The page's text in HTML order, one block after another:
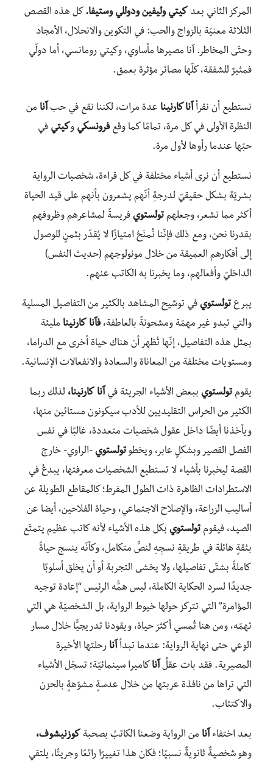
المركز الثاني بعد كيتي وليفين ودوللي وستيفا. كل هذه القصص
الثلاثة معنيّة بالزواج والحب: في التكوين والانحلال، الأمجاد
وحتّى المخاطر. آنا مصيرها مأساوي، وكيتي رومانسي، أما دولّي
فمثيرٌ للشفقة، كلّها مصائر مؤثرة بعمق.
نستطيع أن نقرأ آنا كارنينا عدة مرات، لكننا نقع في حب آنا من
النظرة الأولى في كل مرة، تمامًا كما وقعفرونسكي و كيتي في
حبّها عندما رأوها لأول مرة.
نستطيع أن نرى أشياء مختلفة في كل قراءة، شخصيات الرواية
بشريّة بشكل حقيقيّ لدرجةِ أنّهم يشعرون بأنهم على قيد الحياة
أكثر مما نشعر، وجعلهمتولستوي فريسةً لمشاعرهم وظروفهم
بقدرنا نحن، ومع ذلك فإنّنا نُمنَحُ امتيازًا لا يُقدّر بثمنٍ للوصول
إلى أفكارهم العميقة من خلال مونولوجهم (حديث النفس)
الداخليّ وأفعالهم، وما يخبرنا به الكاتب عنهم.
يبرعتولستوي في توشيح المشاهد بالكثير من التفاصيل المسلية
والتي تبدو غير مهمّة ومشحونةً بالعاطفة،فآنا كارنينا مليئة
بمثل هذه التفاصيل، إنّها تُظهر أن هناك حياة أخرى مع الدراما،
ومستويات مختلفة من المعاناة والسعادة والانفعالات الإنسانية.
يقومتولستوي ببعض الأشياء الجريئة في آنا كارنينا، لذلك ربما
الكثير من الحراس التقليديين للأدب سيكونون مستائين منها،
ويأخذنا أيضًا داخل عقول شخصيات متعددة، غالبًا في نفس
الفصل القصير وبشكلٍ عابر، ويخطوتولستوي -الراوي- خارج
القصة ليخبرنا بأشياء لا تستطيع الشخصيات معرفتها، يبدعُ في
الاستطرادات الظاهرة ذات الطول المفرط؛ كالمقاطع الطويلة عن
أساليب الزراعة، والإصلاح الاجتماعي، وحياة الفلاحين، أيضا عن
الصيد، فيقومتولستوي بكل هذه الأشياء لأنه كاتب عظيم يتمتّع
بثقةٍ هائلة في طريقةِ نسجِهِ لنصٍّ متكامل، وكأنّه ينسج حياةً
كاملةً بشتّى تفاصيلها، ولا يخشى التجربة أو أن يخلق أسلوبًا
جديدًا لسرد الحكاية الكاملة، ليس همُّه الرئيس “إعادة توجيه
المؤامرة” التي تتركز حولها خيوط الرواية، بل الشخصيّة هي التي
تهمّه، ومن هنا تُمسي أكثرَ حياة، ويقودنا تدريجيًّا خلال مسار
الوعي حتى نهاية الرواية: عندما تبدأ آنا رحلتها الأخيرة
المصيرية. فقد بات عقلُ آنا كاميرا سينمائيّة؛ تسجّل الأشياء
التي تراها من نافذة عربتها من خلال عدسةٍ مشوّهةٍ بالحزن
والاكتئاب.
بعد اختفاء آنا من الرواية وضعنا الكاتبُ بصحبة كوزنيشوف،
وهو شخصيةٌ ثانويةٌ نسبيًا؛ فكان هذا تغييرًا رائعًا وجريئًا، يلتقي